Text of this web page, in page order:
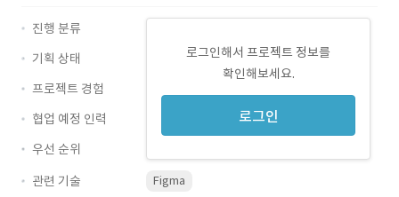
로그인해서 프로젝트 정보를
확인해보세요.
로그인
진행 분류
기획 상태
프로젝트 경험
협업 예정 인력
우선 순위
관련 기술
Figma